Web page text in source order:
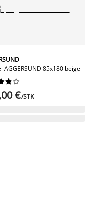
AGGERSUND 85x180 beige



€/STK